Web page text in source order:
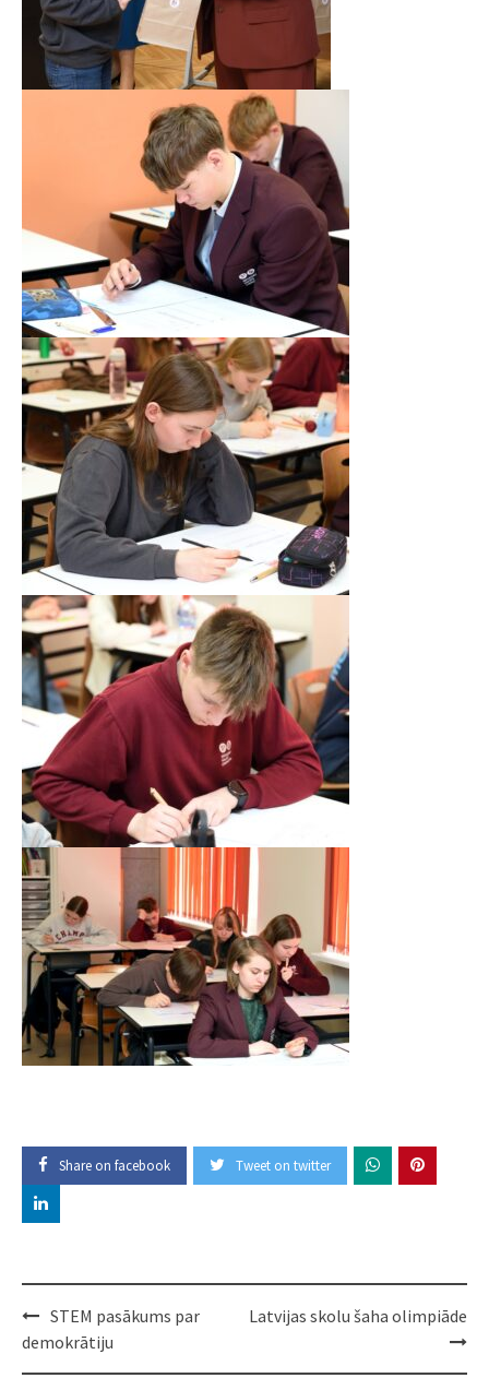
Share on facebook Tweet on twitter
Post
navigation
STEM pasākums par
demokrātiju
Latvijas skolu šaha olimpiāde